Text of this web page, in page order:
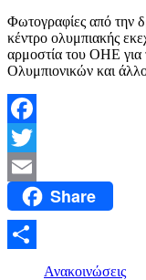
Φωτογραφίες από την
κέντρο ολυμπιακής
αρμοστία του ΟΗΕ για
Ολυμπιονικών και
Facebook
Twitter
Email Share
Μοιραστείτε
Ανακοινώσεις